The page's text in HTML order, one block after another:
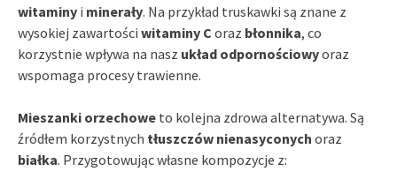
witaminy i minerały. Na przykład truskawki są znane z
wysokiej zawartości witaminy C oraz błonnika, co
korzystnie wpływa na nasz układ odpornościowyoraz
wspomaga procesy trawienne.
Mieszanki orzechowe to kolejna zdrowa alternatywa. Są
źródłem korzystnych tłuszczów nienasyconych oraz
białka. Przygotowując własne kompozycje z: